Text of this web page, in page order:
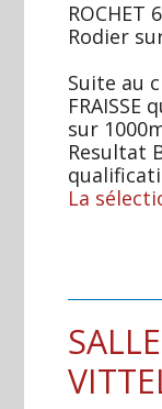
ROCHET
Rodier
Suite au
sur
Resultat
La